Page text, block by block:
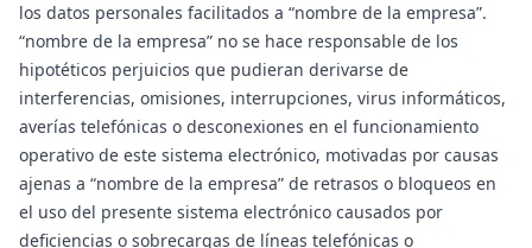
los datos personales facilitados a “nombre de la empresa”.
“nombre de la empresa” no se hace responsable de los
hipotéticos perjuicios que pudieran derivarse de
interferencias, omisiones, interrupciones, virus informáticos,
averías telefónicas o desconexiones en el funcionamiento
operativo de este sistema electrónico, motivadas por causas
ajenas a “nombre de la empresa” de retrasos o bloqueos en
el uso del presente sistema electrónico causados por
deficiencias o sobrecargas de líneas telefónicas o